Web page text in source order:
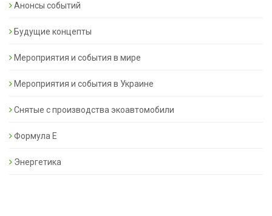
Анонсы событий
Будущие концепты
Мероприятия и события в мире
Мероприятия и события в Украине
Снятые с производства экоавтомобили
Формула Е
Энергетика